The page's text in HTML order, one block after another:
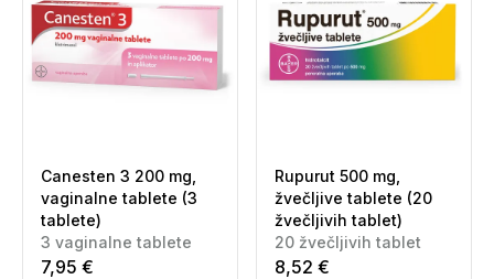
Canesten 3 200 mg,
vaginalne tablete (3
tablete)
3 vaginalne tablete
7,95 €
Rupurut 500 mg,
žvečljive tablete (20
žvečljivih tablet)
20 žvečljivih tablet
8,52 €